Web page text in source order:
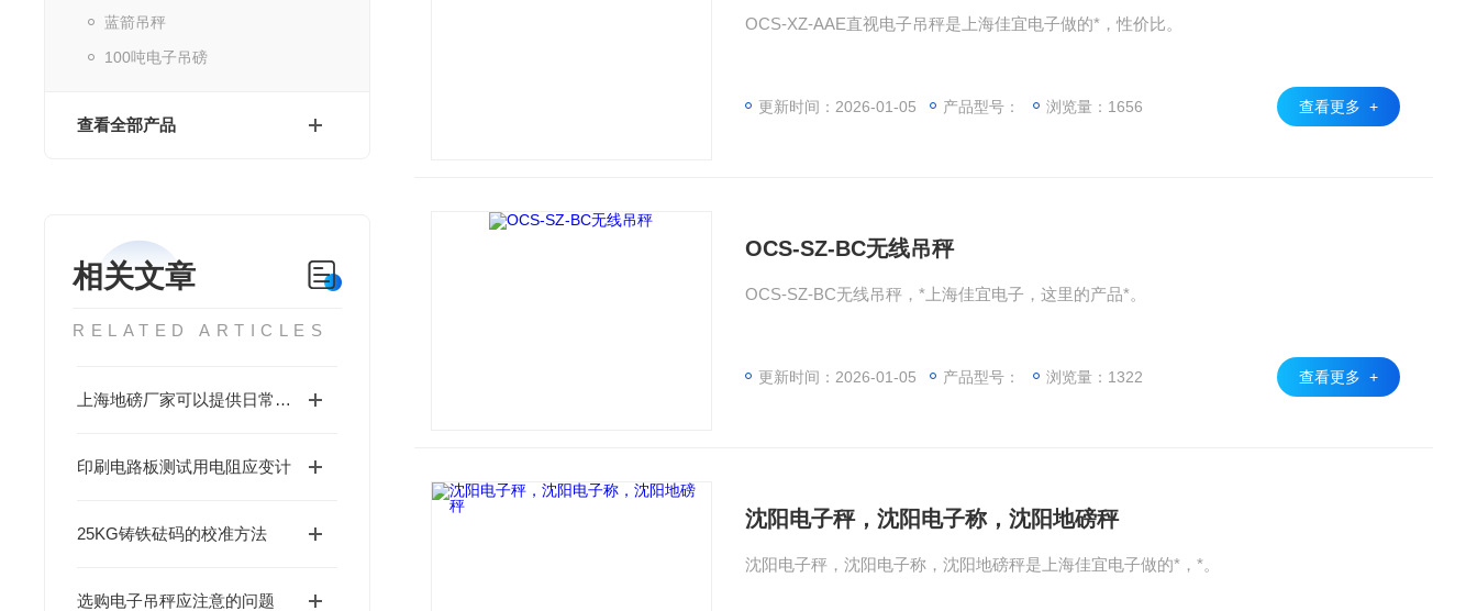
蓝箭吊秤
100吨电子吊磅
查看全部产品
相关文章
RELATED ARTICLES
上海地磅厂家可以提供日常检修方法吗
印刷电路板测试用电阻应变计
25KG铸铁砝码的校准方法
选购电子吊秤应注意的问题
OCS-XZ-AAE直视电子吊秤是上海佳宜电子做的*，性价比。
更新时间：2026-01-05 产品型号： 浏览量：1656 查看更多 +
OCS-SZ-BC无线吊秤
OCS-SZ-BC无线吊秤，*上海佳宜电子，这里的产品*。
更新时间：2026-01-05 产品型号： 浏览量：1322 查看更多 +
沈阳电子秤，沈阳电子称，沈阳地磅秤
沈阳电子秤，沈阳电子称，沈阳地磅秤是上海佳宜电子做的*，*。